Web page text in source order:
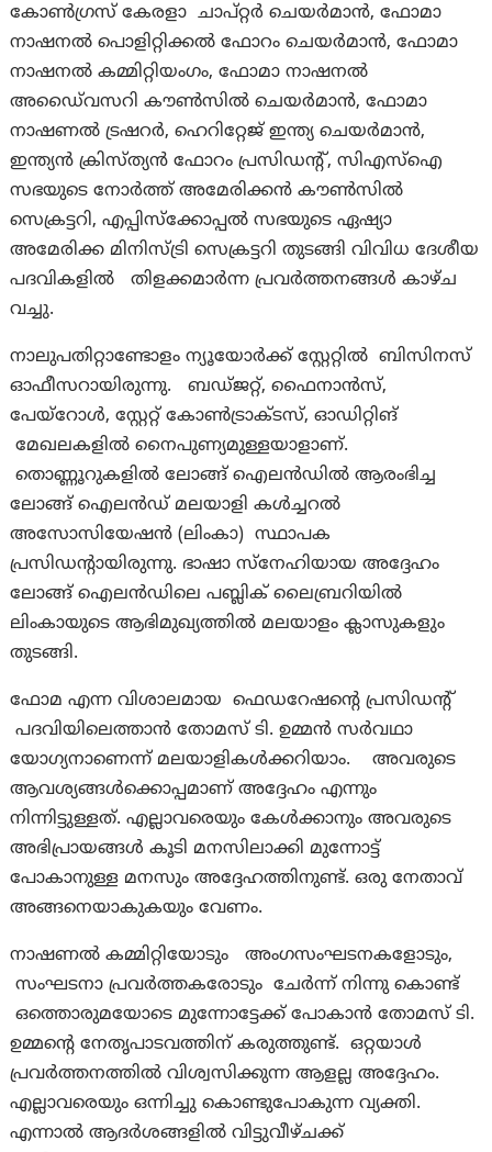
കോൺഗ്രസ് കേരളാ ചാപ്റ്റർ ചെയർമാൻ, ഫോമാ
നാഷനൽ പൊളിറ്റിക്കൽ ഫോറം ചെയർമാൻ, ഫോമാ
നാഷനൽ കമ്മിറ്റിയംഗം, ഫോമാ നാഷനൽ
അഡൈ്വസറി കൗൺസിൽ ചെയർമാൻ, ഫോമാ
നാഷണൽ ട്രഷറർ, ഹെറിറ്റേജ് ഇന്ത്യ ചെയർമാൻ,
ഇന്ത്യൻ ക്രിസ്ത്യൻ ഫോറം പ്രസിഡന്റ്, സിഎസ്‌ഐ
സഭയുടെ നോർത്ത് അമേരിക്കൻ കൗൺസിൽ
സെക്രട്ടറി, എപ്പിസ്‌ക്കോപ്പൽ സഭയുടെ ഏഷ്യാ
അമേരിക്ക മിനിസ്ട്രി സെക്രട്ടറി തുടങ്ങി വിവിധ ദേശീയ
പദവികളിൽ തിളക്കമാർന്ന പ്രവർത്തനങ്ങൾ കാഴ്ച
വച്ചു.
നാലുപതിറ്റാണ്ടോളം ന്യൂയോർക്ക് സ്റ്റേറ്റിൽ ബിസിനസ്
ഓഫീസറായിരുന്നു. ബഡ്ജറ്റ്, ഫൈനാൻസ്,
പേയ്‌റോൾ, സ്റ്റേറ്റ് കോൺട്രാക്ടസ്, ഓഡിറ്റിങ്
മേഖലകളിൽ നൈപുണ്യമുള്ളയാളാണ്.
തൊണ്ണൂറുകളിൽ ലോങ്ങ് ഐലൻഡിൽ ആരംഭിച്ച
ലോങ്ങ് ഐലൻഡ് മലയാളി കൾച്ചറൽ
അസോസിയേഷൻ (ലിംകാ) സ്ഥാപക
പ്രസിഡന്റായിരുന്നു. ഭാഷാ സ്‌നേഹിയായ അദ്ദേഹം
ലോങ്ങ് ഐലൻഡിലെ പബ്ലിക് ലൈബ്രറിയിൽ
ലിംകായുടെ ആഭിമുഖ്യത്തിൽ മലയാളം ക്ലാസുകളും
തുടങ്ങി.
ഫോമ എന്ന വിശാലമായ ഫെഡറേഷന്റെ പ്രസിഡന്റ്
പദവിയിലെത്താൻ തോമസ് ടി. ഉമ്മൻ സർവഥാ
യോഗ്യനാണെന്ന് മലയാളികൾക്കറിയാം. അവരുടെ
ആവശ്യങ്ങൾക്കൊപ്പമാണ് അദ്ദേഹം എന്നും
നിന്നിട്ടുള്ളത്. എല്ലാവരെയും കേൾക്കാനും അവരുടെ
അഭിപ്രായങ്ങൾ കൂടി മനസിലാക്കി മുന്നോട്ട്
പോകാനുള്ള മനസും അദ്ദേഹത്തിനുണ്ട്. ഒരു നേതാവ്
അങ്ങനെയാകുകയും വേണം.
നാഷണൽ കമ്മിറ്റിയോടും അംഗസംഘടനകളോടും,
സംഘടനാ പ്രവർത്തകരോടും ചേർന്ന് നിന്നു കൊണ്ട്
ഒത്തൊരുമയോടെ മുന്നോട്ടേക്ക് പോകാൻ തോമസ് ടി.
ഉമ്മന്റെ നേതൃപാടവത്തിന് കരുത്തുണ്ട്. ഒറ്റയാൾ
പ്രവർത്തനത്തിൽ വിശ്വസിക്കുന്ന ആളല്ല അദ്ദേഹം.
എല്ലാവരെയും ഒന്നിച്ചു കൊണ്ടുപോകുന്ന വ്യക്തി.
എന്നാൽ ആദർശങ്ങളിൽ വിട്ടുവീഴ്ചക്ക്